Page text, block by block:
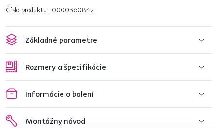
Číslo produktu : 0000360842
Základné parametre
Rozmery a špecifikácie
Informácie o balení
Montážny návod